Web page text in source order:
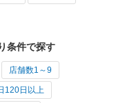
条件で探す
店舗数1～9
120日以上